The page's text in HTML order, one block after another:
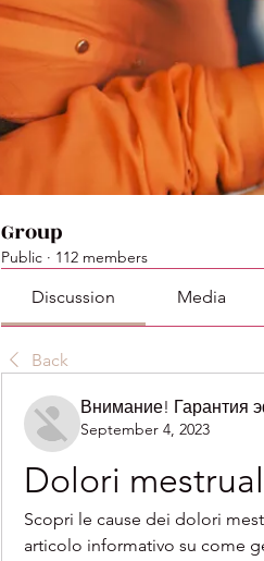
Group
Public · 112 members
Discussion Media
Back
Внимание! Гарантия
September 4, 2023
Dolori
Scopri le cause dei dolori
articolo informativo su come